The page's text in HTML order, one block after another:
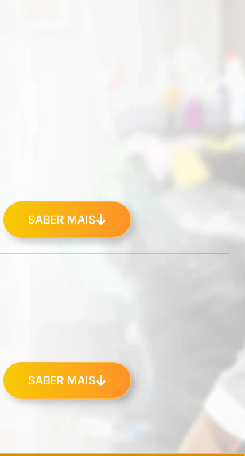
SABER MAIS
SABER MAIS